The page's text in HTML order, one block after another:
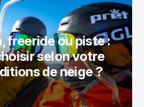
freeride ou piste :
selon votre
de neige ?